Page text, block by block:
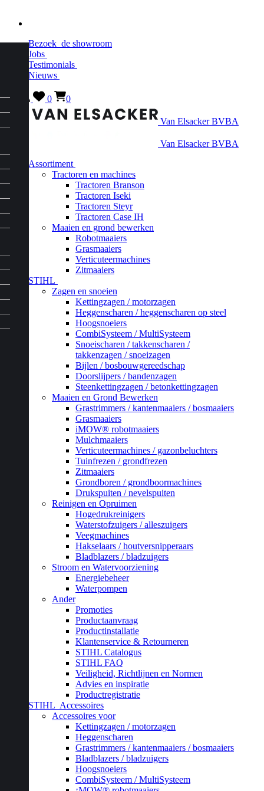
Bezoek de showroom
Jobs
Testimonials
Nieuws
0 0
Van Elsacker BVBA
Van Elsacker BVBA
Assortiment
Tractoren en machines
Tractoren Branson
Tractoren Iseki
Tractoren Steyr
Tractoren Case IH
Maaien en grond bewerken
Robotmaaiers
Grasmaaiers
Verticuteermachines
Zitmaaiers
STIHL
Zagen en snoeien
Kettingzagen / motorzagen
Heggenscharen / heggenscharen op steel
Hoogsnoeiers
CombiSysteem / MultiSysteem
Snoeischaren / takkenscharen /
takkenzagen / snoeizagen
Bijlen / bosbouwgereedschap
Doorslijpers / bandenzagen
Steenkettingzagen / betonkettingzagen
Maaien en Grond Bewerken
Grastrimmers / kantenmaaiers / bosmaaiers
Grasmaaiers
iMOW® robotmaaiers
Mulchmaaiers
Verticuteermachines / gazonbeluchters
Tuinfrezen / grondfrezen
Zitmaaiers
Grondboren / grondboormachines
Drukspuiten / nevelspuiten
Reinigen en Opruimen
Hogedrukreinigers
Waterstofzuigers / alleszuigers
Veegmachines
Hakselaars / houtversnipperaars
Bladblazers / bladzuigers
Stroom en Watervoorziening
Energiebeheer
Waterpompen
Ander
Promoties
Productaanvraag
Productinstallatie
Klantenservice & Retourneren
STIHL Catalogus
STIHL FAQ
Veiligheid, Richtlijnen en Normen
Advies en inspiratie
Productregistratie
STIHL Accessoires
Accessoires voor
Kettingzagen / motorzagen
Heggenscharen
Grastrimmers / kantenmaaiers / bosmaaiers
Bladblazers / bladzuigers
Hoogsnoeiers
CombiSysteem / MultiSysteem